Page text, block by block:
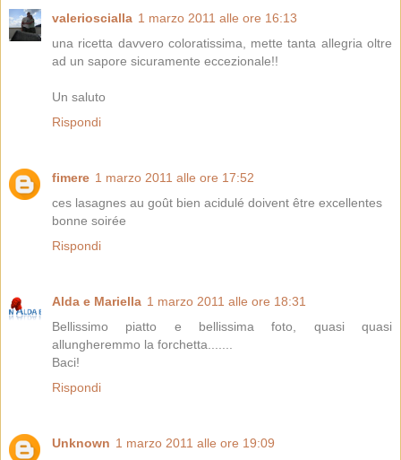
valerioscialla 1 marzo 2011 alle ore 16:13
una ricetta davvero coloratissima, mette tanta allegria oltre
ad un sapore sicuramente eccezionale!!
Un saluto
Rispondi
fimere 1 marzo 2011 alle ore 17:52
ces lasagnes au goût bien acidulé doivent être excellentes
bonne soirée
Rispondi
Alda e Mariella 1 marzo 2011 alle ore 18:31
Bellissimo piatto e bellissima foto, quasi quasi
allungheremmo la forchetta.......
Baci!
Rispondi
Unknown 1 marzo 2011 alle ore 19:09